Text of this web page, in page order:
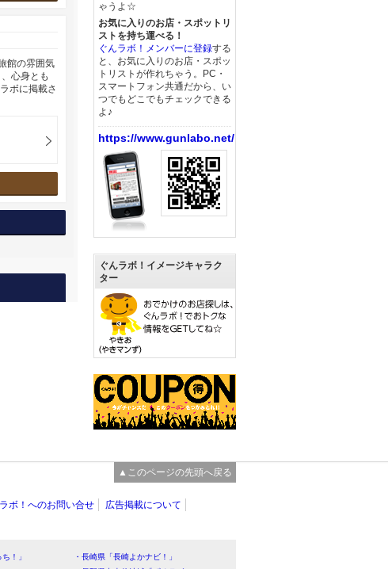
館の雰囲気
心身とも
ボに掲載さ
ゃうよ☆
お気に入りのお店・スポットリ
ストを持ち運べる！
ぐんラボ！メンバーに登録する
と、お気に入りのお店・スポッ
トリストが作れちゃう。PC・
スマートフォン共通だから、い
つでもどこでもチェックできる
よ♪
https://www.gunlabo.net/
ぐんラボ！イメージキャラク
ター
▲このページの先頭へ戻る
ボ！へのお問い合せ
広告掲載について
！」
・長崎県「長崎よかナビ！」